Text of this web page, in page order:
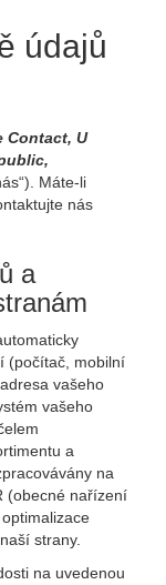
údajů
Contact, U
Máte-li
nás
a
(počítač, mobilní
vašeho
vašeho
a
na
(obecné nařízení
strany.
na uvedenou